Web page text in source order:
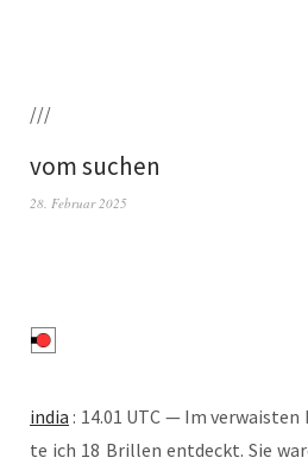
///
vom suchen
28. Februar 2025
india : 14.01 UTC — Im
te ich 18 Bril­len ent­deckt. Sie